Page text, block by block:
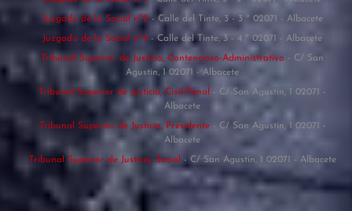
Juzgado de lo Social nº2- Calle del Tinte, 3 - 3 º 02071 - Albacete
Juzgado de lo Social nº3 - Calle del Tinte, 3 - 4 º 02071 - Albacete
Tribunal Superior de Justicia, Contencioso-Administrativo - C/ San
Agustín, 1 02071 - Albacete
Tribunal Superior de Justicia, Civil-Penal - C/ San Agustín, 1 02071 -
Albacete
Tribunal Superior de Justicia, Presidente - C/ San Agustín, 1 02071 -
Albacete
Tribunal Superior de Justicia, Social - C/ San Agustín, 1 02071 - Albacete